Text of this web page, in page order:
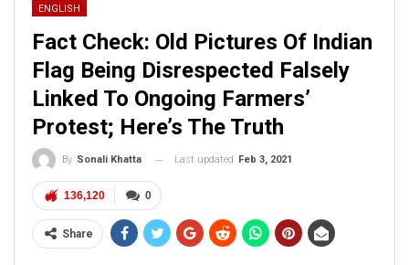
ENGLISH
Fact Check: Old Pictures Of Indian
Flag Being Disrespected Falsely
Linked To Ongoing Farmers’
Protest; Here’s The Truth
By Sonali Khatta Last updated Feb 3, 2021
0
136,120
Share